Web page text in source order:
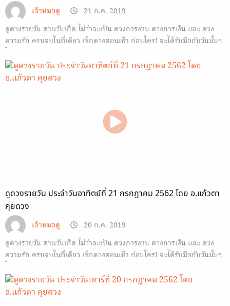
เจ้าหมอดู
21 ก.ค. 2019
ดูดวงรายวัน ตามวันเกิด ไม่ว่าจะเป็น ดวงการงาน ดวงการเงิน และ ดวง
ความรัก ครบจบในที่เดียว เช็กดวงตอนเช้า ก่อนใคร! จะได้รับมือกับวันนั้นๆ
ดูดวงรายวัน ประจำวันอาทิตย์ที่ 21 กรกฎาคม 2562 โดย อ.แก้วตา
คุยดวง
เจ้าหมอดู
20 ก.ค. 2019
ดูดวงรายวัน ตามวันเกิด ไม่ว่าจะเป็น ดวงการงาน ดวงการเงิน และ ดวง
ความรัก ครบจบในที่เดียว เช็กดวงตอนเช้า ก่อนใคร! จะได้รับมือกับวันนั้นๆ